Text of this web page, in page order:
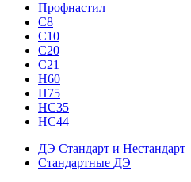
Профнастил
С8
С10
С20
С21
H60
H75
HС35
НС44
ДЭ Стандарт и Нестандарт
Стандартные ДЭ